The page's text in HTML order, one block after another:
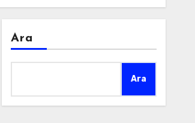
Ara
Ara